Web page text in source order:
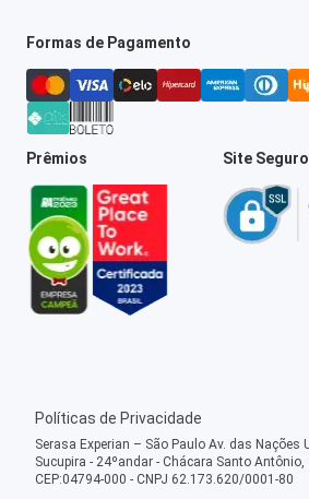
Formas de Pagamento
Prêmios Site Seguro
Políticas de Privacidade
Serasa Experian – São Paulo Av. das Nações
Sucupira - 24ºandar - Chácara Santo Antônio,
CEP:04794-000 - CNPJ 62.173.620/0001-80